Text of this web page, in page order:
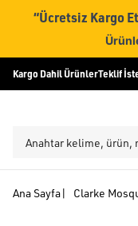
“Ücretsiz Kargo
Kargo Dahil ÜrünlerTeklif
Ana Sayfa| Clarke